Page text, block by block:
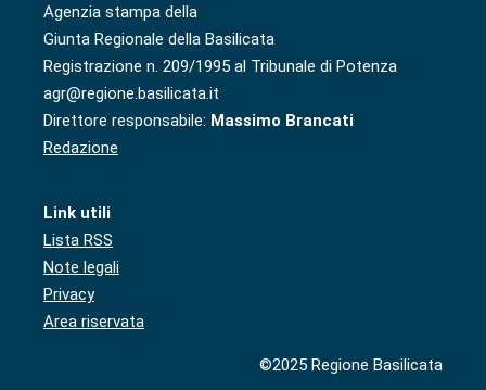
Agenzia stampa della
Giunta Regionale della Basilicata
Registrazione n. 209/1995 al Tribunale di Potenza
agr@regione.basilicata.it
Direttore responsabile: Massimo Brancati
Redazione
Link utili
Lista RSS
Note legali
Privacy
Area riservata
©2025 Regione Basilicata